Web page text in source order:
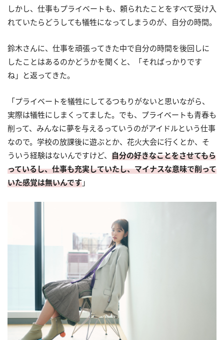
しかし、仕事もプライベートも、頼られたことをすべて受け入
れていたらどうしても犠牲になってしまうのが、自分の時間。
鈴木さんに、仕事を頑張ってきた中で自分の時間を後回しに
したことはあるのかどうかを聞くと、「そればっかりです
ね」と返ってきた。
「プライベートを犠牲にしてるつもりがないと思いながら、
実際は犠牲にしまくってました。でも、プライベートも青春も
削って、みんなに夢を与えるっていうのがアイドルという仕事
なので。学校の放課後に遊ぶとか、花火大会に行くとか、そ
ういう経験はないんですけど、 自分の好きなことをさせてもら
っているし、仕事も充実していたし、マイナスな意味で削って
いた感覚は無いんです 」